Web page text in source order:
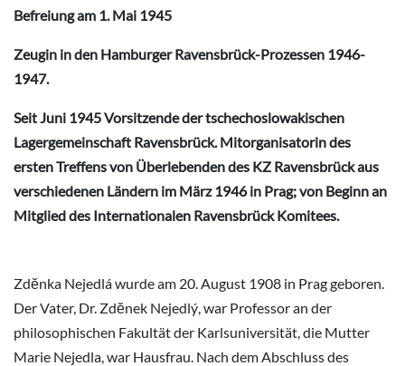
Befreiung am 1. Mai 1945
Zeugin in den Hamburger Ravensbrück-Prozessen 1946-
1947.
Seit Juni 1945 Vorsitzende der tschechoslowakischen
Lagergemeinschaft Ravensbrück. Mitorganisatorin des
ersten Treffens von Überlebenden des KZ Ravensbrück aus
verschiedenen Ländern im März 1946 in Prag; von Beginn an
Mitglied des Internationalen Ravensbrück Komitees.
Zdĕnka Nejedlá wurde am 20. August 1908 in Prag geboren.
Der Vater, Dr. Zdĕnek Nejedlý, war Professor an der
philosophischen Fakultät der Karlsuniversität, die Mutter
Marie Nejedla, war Hausfrau. Nach dem Abschluss des